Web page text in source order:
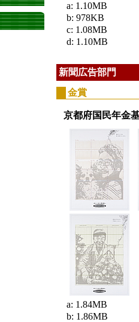
a: 1.10MB
b: 978KB
c: 1.08MB
d: 1.10MB
新聞広告部門
金賞
京都府国民年金
a: 1.84MB
b: 1.86MB